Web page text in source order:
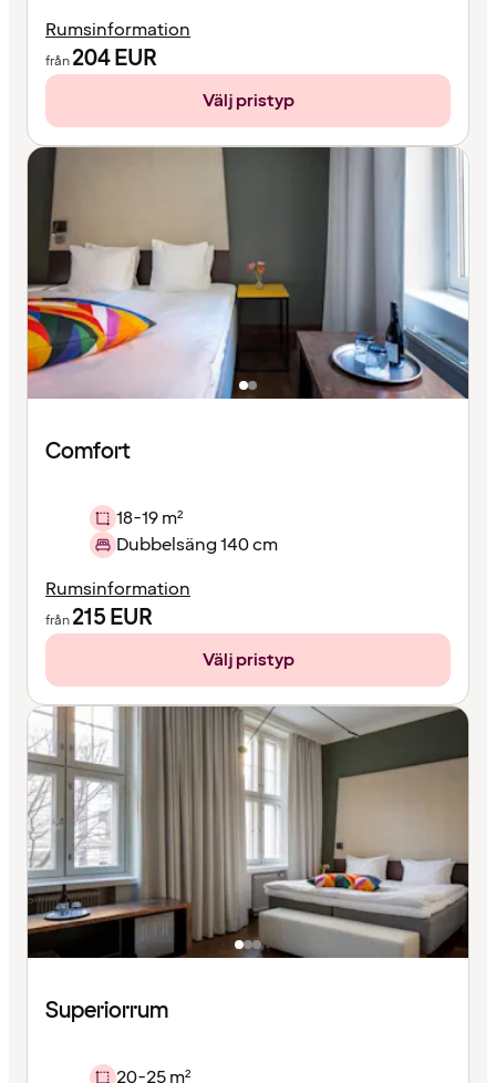
Rumsinformation
från204EUR
Välj pristyp
Comfort
18-19 m²
Dubbelsäng 140 cm
Rumsinformation
från215EUR
Välj pristyp
Superiorrum
20-25 m²